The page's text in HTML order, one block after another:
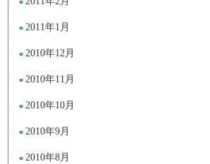
2011年1月
2010年12月
2010年11月
2010年10月
2010年9月
2010年8月